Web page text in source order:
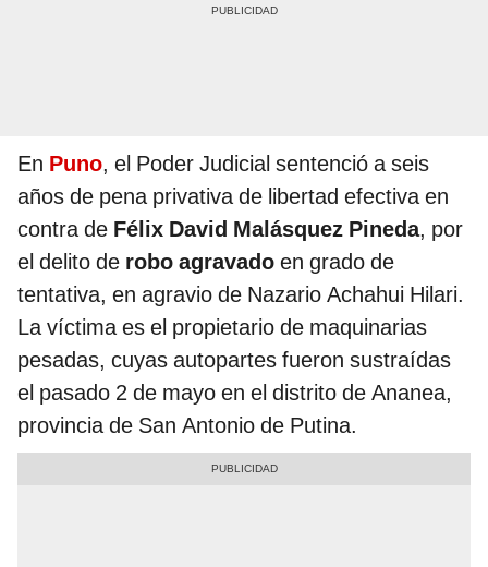
En Puno, el Poder Judicial sentenció a seis
años de pena privativa de libertad efectiva en
contra de Félix David Malásquez Pineda, por
el delito de robo agravado en grado de
tentativa, en agravio de Nazario Achahui Hilari.
La víctima es el propietario de maquinarias
pesadas, cuyas autopartes fueron sustraídas
el pasado 2 de mayo en el distrito de Ananea,
provincia de San Antonio de Putina.